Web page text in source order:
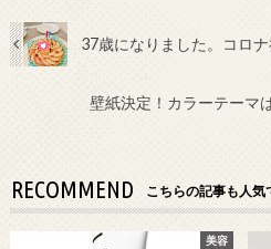
37歳になりました。コロ
壁紙決定！カラーテーマ
RECOMMEND こちらの記事も人気
美容